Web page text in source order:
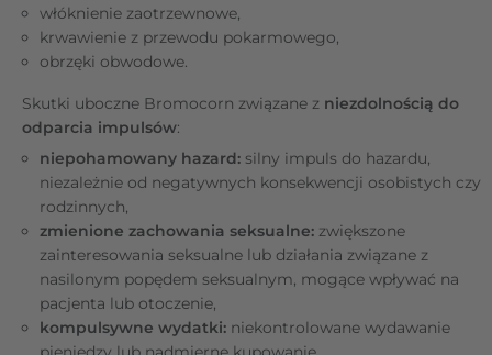
włóknienie zaotrzewnowe,
krwawienie z przewodu pokarmowego,
obrzęki obwodowe.
Skutki uboczne Bromocorn związane z niezdolnością do
odparcia impulsów:
niepohamowany hazard: silny impuls do hazardu,
niezależnie od negatywnych konsekwencji osobistych czy
rodzinnych,
zmienione zachowania seksualne: zwiększone
zainteresowania seksualne lub działania związane z
nasilonym popędem seksualnym, mogące wpływać na
pacjenta lub otoczenie,
kompulsywne wydatki: niekontrolowane wydawanie